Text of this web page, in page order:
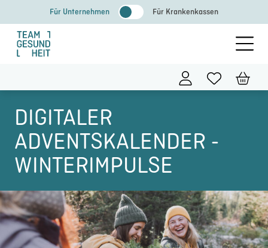
Inhalt
springen
Für Unternehmen Für Krankenkassen
DIGITALER
ADVENTSKALENDER -
WINTERIMPULSE